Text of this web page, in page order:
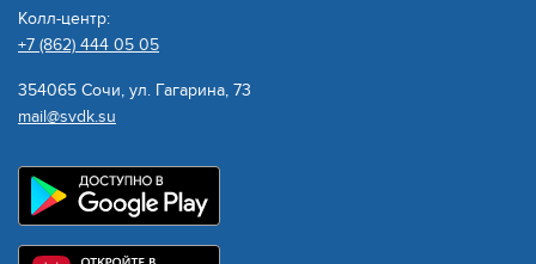
Колл-центр:
+7 (862) 444 05 05
354065 Сочи, ул. Гагарина, 73
mail@svdk.su